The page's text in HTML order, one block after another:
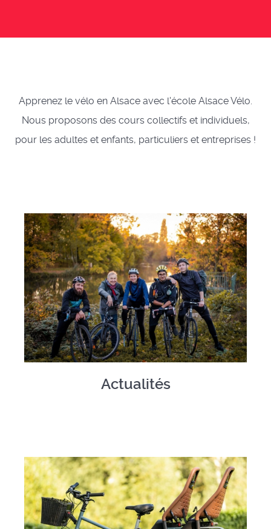
Apprenez le vélo en Alsace avec l'école Alsace Vélo.
Nous proposons des cours collectifs et individuels,
pour les adultes et enfants, particuliers et entreprises !
Actualités